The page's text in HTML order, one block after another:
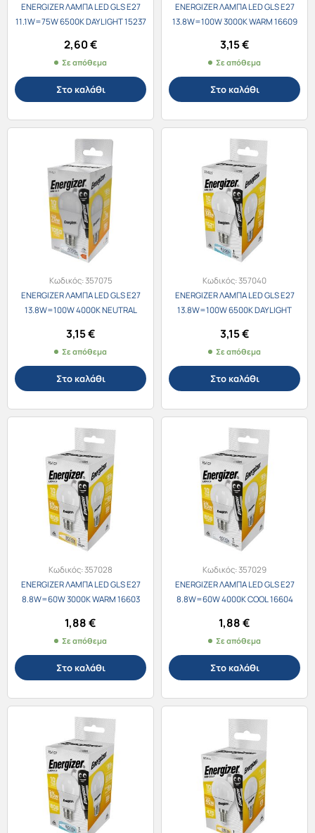
ENERGIZER ΛΑΜΠΑ LED GLS E27
11.1W=75W 6500K DAYLIGHT 15237
2,60€
Σε απόθεμα
Στο καλάθι
ENERGIZER ΛΑΜΠΑ LED GLS E27
13.8W=100W 3000K WARM 16609
3,15€
Σε απόθεμα
Στο καλάθι
Κωδικός:357075
ENERGIZER ΛΑΜΠΑ LED GLS E27
13.8W=100W 4000K NEUTRAL
3,15€
Σε απόθεμα
Στο καλάθι
Κωδικός:357040
ENERGIZER ΛΑΜΠΑ LED GLS E27
13.8W=100W 6500K DAYLIGHT
3,15€
Σε απόθεμα
Στο καλάθι
Κωδικός:357028
ENERGIZER ΛΑΜΠΑ LED GLS E27
8.8W=60W 3000K WARM 16603
1,88€
Σε απόθεμα
Στο καλάθι
Κωδικός:357029
ENERGIZER ΛΑΜΠΑ LED GLS E27
8.8W=60W 4000K COOL 16604
1,88€
Σε απόθεμα
Στο καλάθι